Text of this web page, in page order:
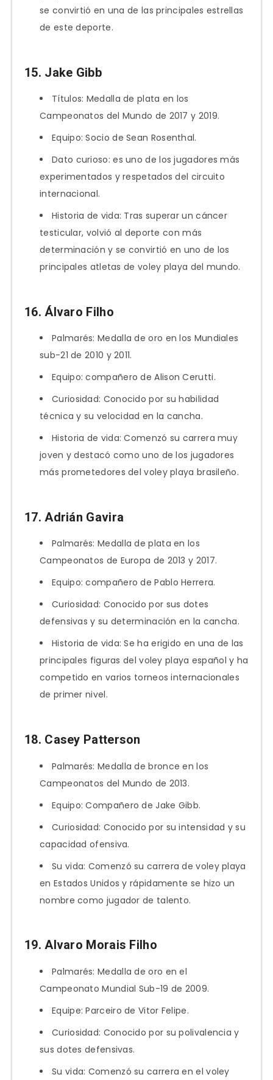
se convirtió en una de las principales estrellas
de este deporte.
15. Jake Gibb
Títulos: Medalla de plata en los
Campeonatos del Mundo de 2017 y 2019.
Equipo: Socio de Sean Rosenthal.
Dato curioso: es uno de los jugadores más
experimentados y respetados del circuito
internacional.
Historia de vida: Tras superar un cáncer
testicular, volvió al deporte con más
determinación y se convirtió en uno de los
principales atletas de voley playa del mundo.
16. Álvaro Filho
Palmarés: Medalla de oro en los Mundiales
sub-21 de 2010 y 2011.
Equipo: compañero de Alison Cerutti.
Curiosidad: Conocido por su habilidad
técnica y su velocidad en la cancha.
Historia de vida: Comenzó su carrera muy
joven y destacó como uno de los jugadores
más prometedores del voley playa brasileño.
17. Adrián Gavira
Palmarés: Medalla de plata en los
Campeonatos de Europa de 2013 y 2017.
Equipo: compañero de Pablo Herrera.
Curiosidad: Conocido por sus dotes
defensivas y su determinación en la cancha.
Historia de vida: Se ha erigido en una de las
principales figuras del voley playa español y ha
competido en varios torneos internacionales
de primer nivel.
18. Casey Patterson
Palmarés: Medalla de bronce en los
Campeonatos del Mundo de 2013.
Equipo: Compañero de Jake Gibb.
Curiosidad: Conocido por su intensidad y su
capacidad ofensiva.
Su vida: Comenzó su carrera de voley playa
en Estados Unidos y rápidamente se hizo un
nombre como jugador de talento.
19. Alvaro Morais Filho
Palmarés: Medalla de oro en el
Campeonato Mundial Sub-19 de 2009.
Equipe: Parceiro de Vitor Felipe.
Curiosidad: Conocido por su polivalencia y
sus dotes defensivas.
Su vida: Comenzó su carrera en el voley